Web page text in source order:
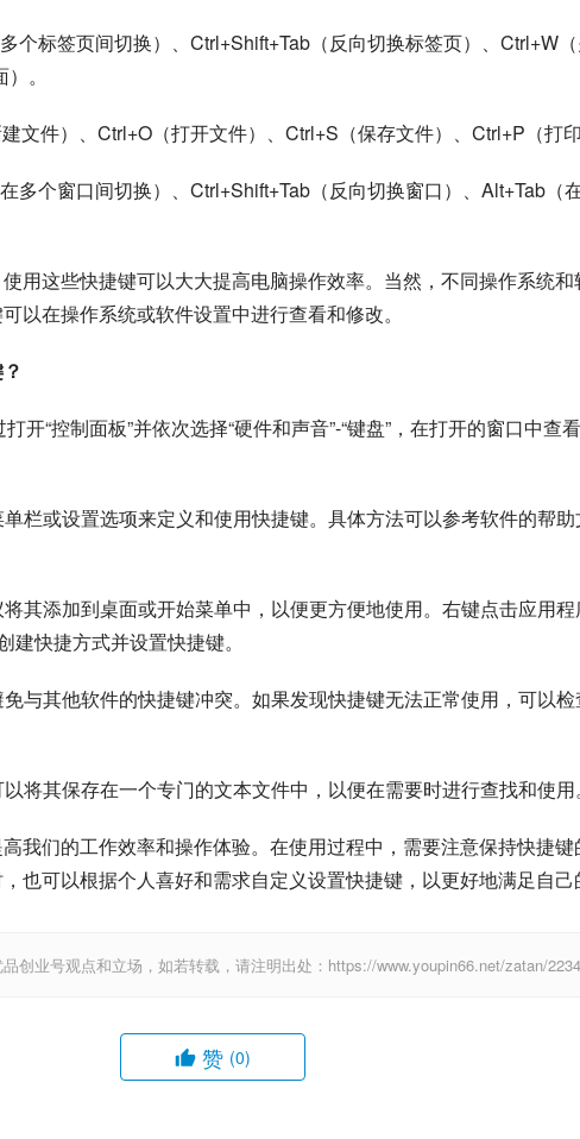
个标签页间切换）、Ctrl+Shift+Tab（反向切换标签页）、Ctrl+W
。
文件）、Ctrl+O（打开文件）、Ctrl+S（保存文件）、Ctrl+P（打印
多个窗口间切换）、Ctrl+Shift+Tab（反向切换窗口）、Alt+Tab（
用这些快捷键可以大大提高电脑操作效率。当然，不同操作系统
以在操作系统或软件设置中进行查看和修改。
开“控制面板”并依次选择“硬件和声音”-“键盘”，在打开的窗口中查
栏或设置选项来定义和使用快捷键。具体方法可以参考软件的帮
其添加到桌面或开始菜单中，以便更方便地使用。右键点击应用
建快捷方式并设置快捷键。
与其他软件的快捷键冲突。如果发现快捷键无法正常使用，可以
将其保存在一个专门的文本文件中，以便在需要时进行查找和使用。
我们的工作效率和操作体验。在使用过程中，需要注意保持快捷
也可以根据个人喜好和需求自定义设置快捷键，以更好地满足自己
创业号观点和立场，如若转载，请注明出处：https://www.youpin66.net/zatan/
赞 (0)